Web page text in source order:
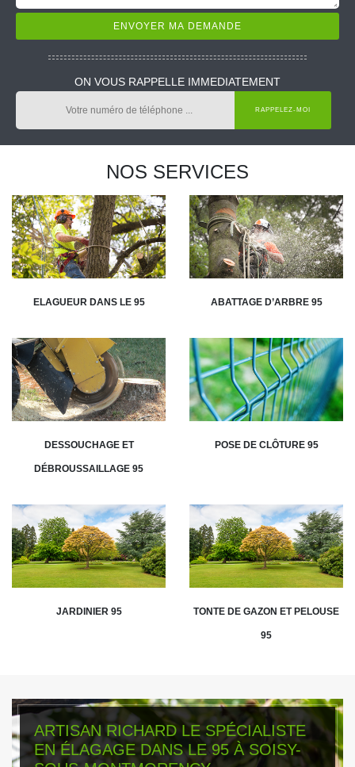
ON VOUS RAPPELLE IMMEDIATEMENT
NOS SERVICES
ELAGUEUR DANS LE 95 ABATTAGE D’ARBRE 95
DESSOUCHAGE ET
DÉBROUSSAILLAGE 95
POSE DE CLÔTURE 95
JARDINIER 95 TONTE DE GAZON ET PELOUSE
95
ARTISAN RICHARD LE SPÉCIALISTE
EN ÉLAGAGE DANS LE 95 À SOISY-